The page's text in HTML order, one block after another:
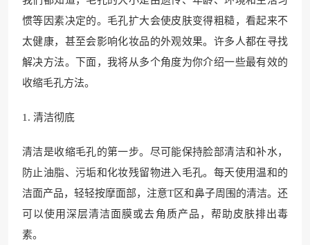
惯等因素决定的。毛孔扩大会使皮肤变得粗糙，看起来不
太健康，甚至会影响化妆品的外观效果。许多人都在寻找
解决方法。下面，我将从多个角度为你介绍一些最有效的
收缩毛孔方法。
1. 清洁彻底
清洁是收缩毛孔的第一步。尽可能保持脸部清洁和补水，
防止油脂、污垢和化妆残留物进入毛孔。每天使用温和的
洁面产品，轻轻按摩面部，注意T区和鼻子周围的清洁。还
可以使用深层清洁面膜或去角质产品，帮助皮肤排出毒
素。